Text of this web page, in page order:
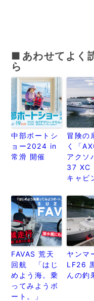
あわせてよく
ら
中部ボートシ
ョー2024 in
常滑 開催
冒険の
く「
アクソ
37 XC
キャビ
FAVAS 荒天
回航 「はじ
めよう海。乗
ってみようボ
ート。」
ヤンマ
LF26
んの釣